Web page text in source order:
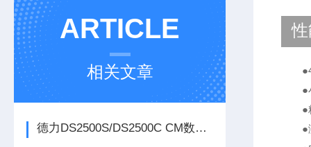
ARTICLE
相关文章
德力DS2500S/DS2500C CM数字业务开通分析仪
●4.3
●小
●精
●测